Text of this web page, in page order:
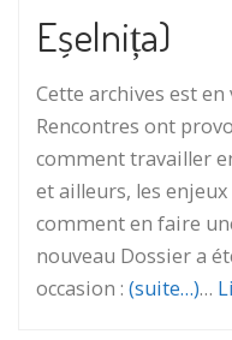
Eșelnița)
Cette archives est
Rencontres ont
comment travailler
et ailleurs, les enjeux
comment en faire
nouveau Dossier a
occasion : (suite…)…